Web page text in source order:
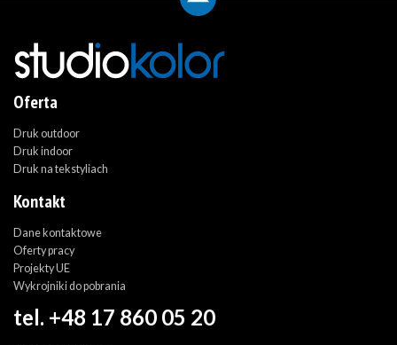
Oferta
Druk outdoor
Druk indoor
Druk na tekstyliach
Kontakt
Dane kontaktowe
Oferty pracy
Projekty UE
Wykrojniki do pobrania
tel. +48 17 860 05 20